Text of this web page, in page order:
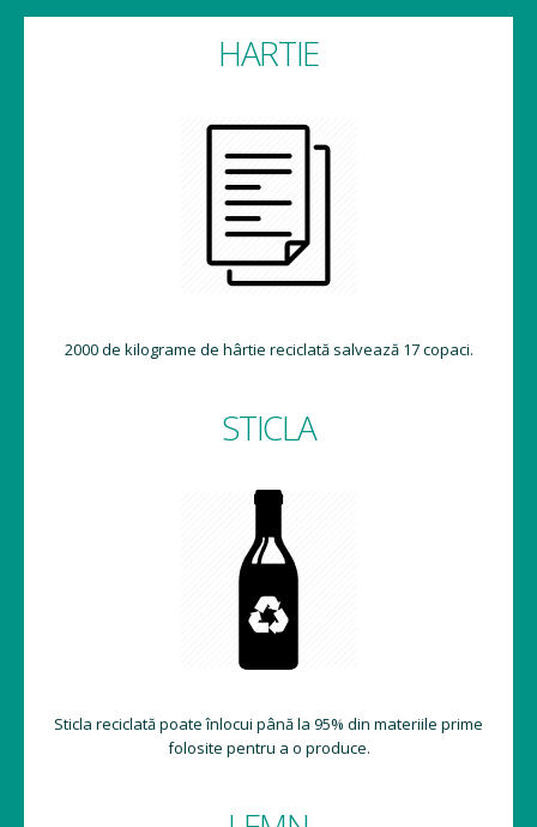
HARTIE
2000 de kilograme de hârtie reciclată salvează 17 copaci.
STICLA
Sticla reciclată poate înlocui până la 95% din materiile prime
folosite pentru a o produce.